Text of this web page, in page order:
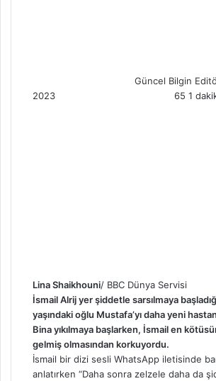
Güncel Bilgin
2023
65 1
Lina Shaikhouni/ BBC Dünya Servisi
İsmail Alrij yer şiddetle sarsılmaya
yaşındaki oğlu Mustafa’yı daha yeni
Bina yıkılmaya başlarken, İsmail en
gelmiş olmasından korkuyordu.
İsmail bir dizi sesli WhatsApp iletisinde
anlatırken “Daha sonra zelzele daha da